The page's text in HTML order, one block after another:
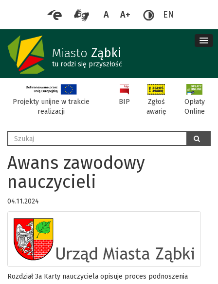
A A+ EN
Miasto Ząbki
tu rodzi się przyszłość
Projekty unijne w trakcie
realizacji
BIP
Zgłoś
awarię
Opłaty
Online
Wyszukaj szukaj
Awans zawodowy
nauczycieli
04.11.2024
Rozdział 3a Karty nauczyciela opisuje proces podnoszenia